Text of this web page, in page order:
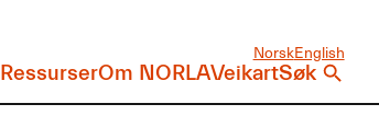
NorskEnglish
RessurserOm NORLAVeikartSøk